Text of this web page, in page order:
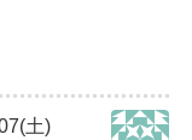
土)